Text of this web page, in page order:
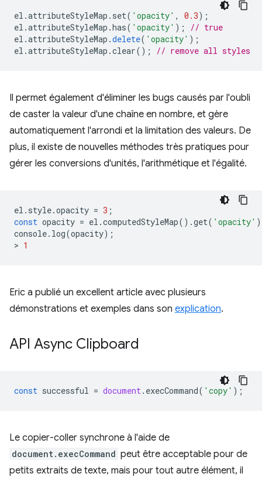
el .attributeStyleMap . set( 'opacity' , 0.3);
el .attributeStyleMap .has( 'opacity' );
// true
el .attributeStyleMap .delete( 'opacity' );
el .attributeStyleMap .clear(); // remove all styles
Il permet également d'éliminer les bugs causés par l'oubli
de caster la valeur d'une chaîne en nombre, et gère
automatiquement l'arrondi et la limitation des valeurs. De
plus, il existe de nouvelles méthodes très pratiques pour
gérer les conversions d'unités, l'arithmétique et l'égalité.
el . style.opacity = 3 ;
const opacity = el .computedStyleMap().get( 'opacity'
console. log(opacity);
> 1
Eric a publié un excellent article avec plusieurs
démonstrations et exemples dans son explication.
API Async Clipboard
const successful = document. execCommand( 'copy' );
Le copier-coller synchrone à l'aide de
document.execCommand peut être acceptable pour de
petits extraits de texte, mais pour tout autre élément, il